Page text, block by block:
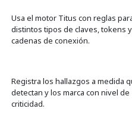
Usa el motor Titus con reglas
distintos tipos de claves, tokens y
cadenas de conexión.
Registra los hallazgos a medida
detectan y los marca con nivel de
criticidad.